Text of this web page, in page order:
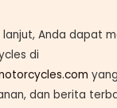
Anda dapat
di
dan berita